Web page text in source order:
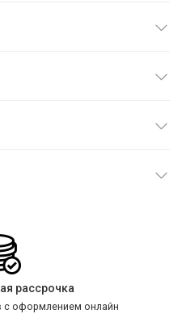
рассрочка
с оформлением онлайн